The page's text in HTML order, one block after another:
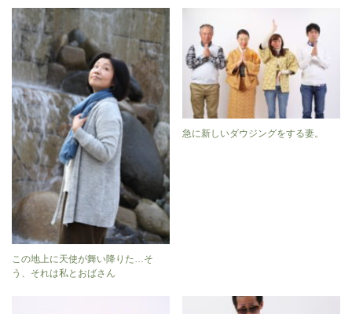
この地上に天使が舞い降りた…そ
う、それは私とおばさん
急に新しいダウジングをする妻。